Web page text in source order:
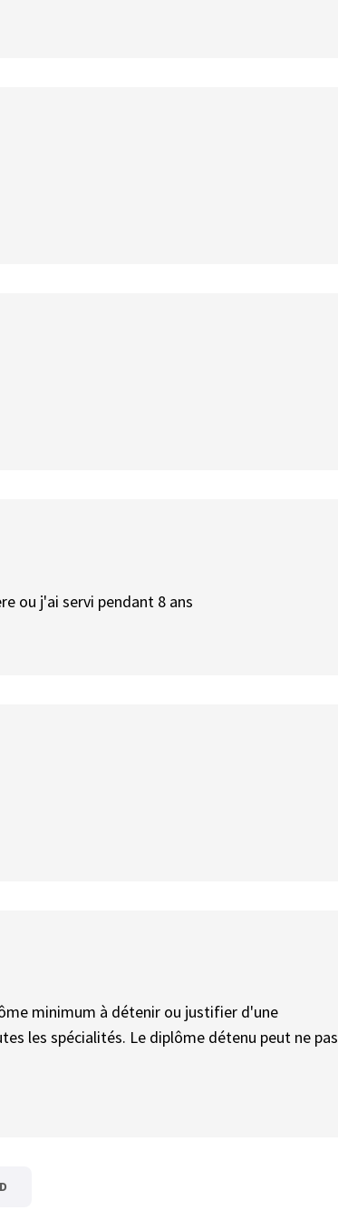
ou j'ai servi pendant 8 ans
minimum à détenir ou justifier d'une
les spécialités. Le diplôme détenu peut ne pas